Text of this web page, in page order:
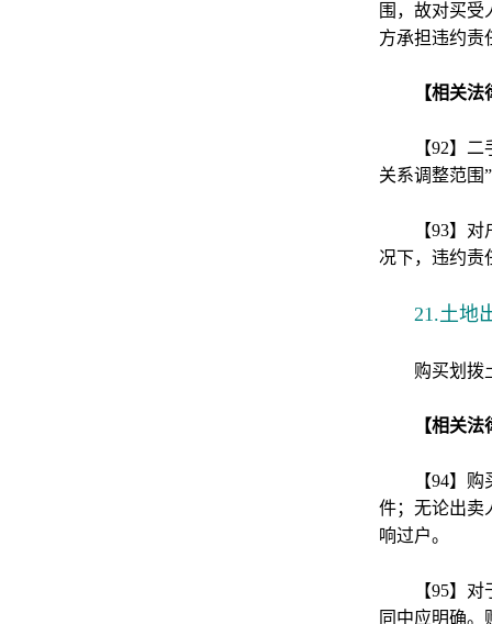
围，故对买
方承担违约责
【相关
【92】
关系调整范围
【93】
况下，违约责
21.土地
购买划拨
【相关
【94】
件；无论出卖
响过户。
【95】
同中应明确